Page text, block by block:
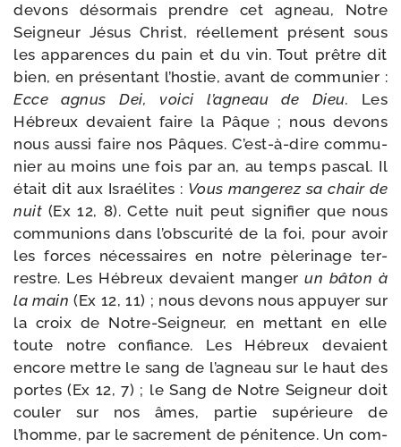
devons désor­mais prendre cet agneau, Notre
Seigneur Jésus Christ, réel­le­ment pré­sent sous
les appa­rences du pain et du vin. Tout prêtre dit
bien, en pré­sen­tant l’hostie, avant de com­mu­nier :
Ecce agnus Dei, voi­ci l’agneau de Dieu. Les
Hébreux devaient faire la Pâque ; nous devons
nous aus­si faire nos Pâques. C’est-à-dire com­mu­
nier au moins une fois par an, au temps pas­cal. Il
était dit aux Israélites : Vous man­ge­rez sa chair de
nuit (Ex 12, 8). Cette nuit peut signi­fier que nous
com­mu­nions dans l’obscurité de la foi, pour avoir
les forces néces­saires en notre pèle­ri­nage ter­
restre. Les Hébreux devaient man­ger un bâton à
la main (Ex 12, 11) ; nous devons nous appuyer sur
la croix de Notre-​Seigneur, en met­tant en elle
toute notre confiance. Les Hébreux devaient
encore mettre le sang de l’agneau sur le haut des
portes (Ex 12, 7) ; le Sang de Notre Seigneur doit
cou­ler sur nos âmes, par­tie supé­rieure de
l’homme, par le sacre­ment de péni­tence. Un com­